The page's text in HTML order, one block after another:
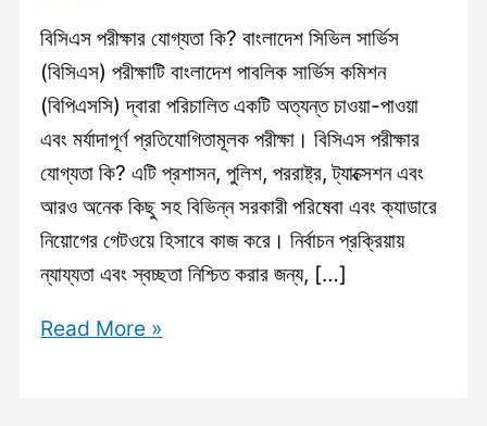
বিসিএস পরীক্ষার যোগ্যতা কি? বাংলাদেশ সিভিল সার্ভিস
(বিসিএস) পরীক্ষাটি বাংলাদেশ পাবলিক সার্ভিস কমিশন
(বিপিএসসি) দ্বারা পরিচালিত একটি অত্যন্ত চাওয়া-পাওয়া
এবং মর্যাদাপূর্ণ প্রতিযোগিতামূলক পরীক্ষা। বিসিএস পরীক্ষার
যোগ্যতা কি? এটি প্রশাসন, পুলিশ, পররাষ্ট্র, ট্যাক্সেশন এবং
আরও অনেক কিছু সহ বিভিন্ন সরকারী পরিষেবা এবং ক্যাডারে
নিয়োগের গেটওয়ে হিসাবে কাজ করে। নির্বাচন প্রক্রিয়ায়
ন্যায্যতা এবং স্বচ্ছতা নিশ্চিত করার জন্য, […]
বিসিএস
Read More »